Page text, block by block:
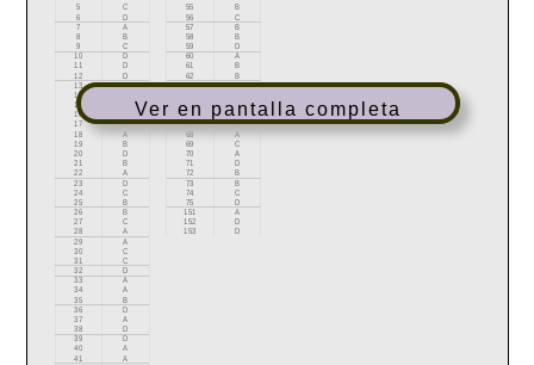
Ver en pantalla completa